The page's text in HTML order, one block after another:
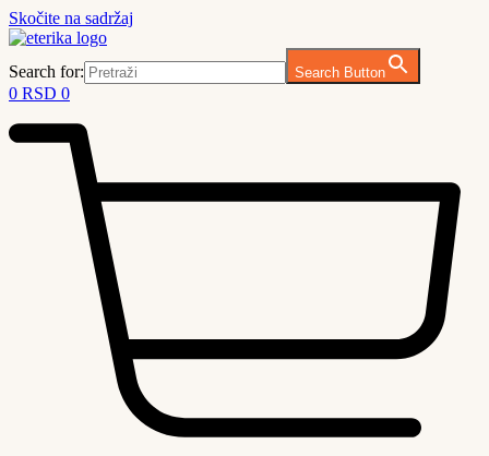
Skočite na sadržaj
Search for: Search Button
0 RSD 0